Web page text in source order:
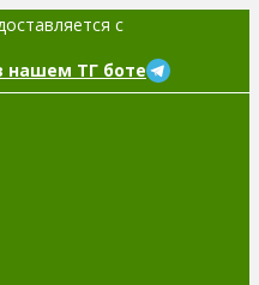
с
нашем ТГ боте